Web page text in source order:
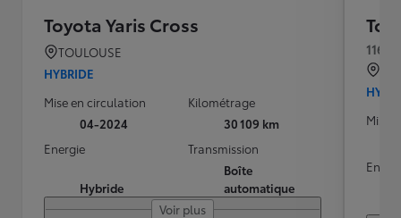
Toyota Yaris Cross
TOULOUSE
HYBRIDE
Mise en circulation
04-2024
Kilométrage
30 109 km
Energie
Hybride
Transmission
Boîte
automatique
Voir plus
116h
Mise